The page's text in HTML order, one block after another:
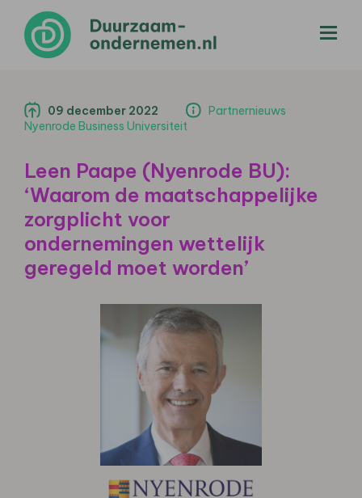
09 december 2022
Partnernieuws
Nyenrode Business Universiteit
Leen Paape (Nyenrode BU):
‘Waarom de maatschappelijke
zorgplicht voor
ondernemingen wettelijk
geregeld moet worden’